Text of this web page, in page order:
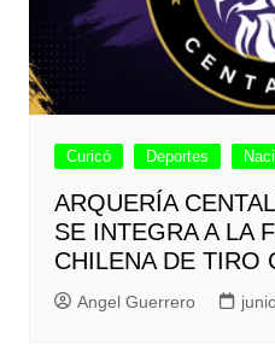
Curicó Deportes
ARQUERÍA
SE INTEGRA A LA
CHILENA DE TIRO
Angel Guerrero